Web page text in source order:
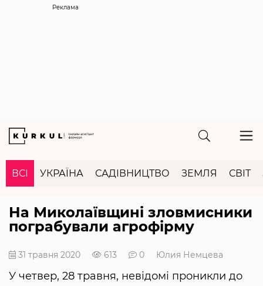
Реклама
ВСІ УКРАЇНА САДІВНИЦТВО ЗЕМЛЯ СВІТ
На Миколаївщині зловмисники
пограбували агрофірму
31 травня 2020 613 0 Юлия Немцева
У четвер, 28 травня, невідомі проникли до